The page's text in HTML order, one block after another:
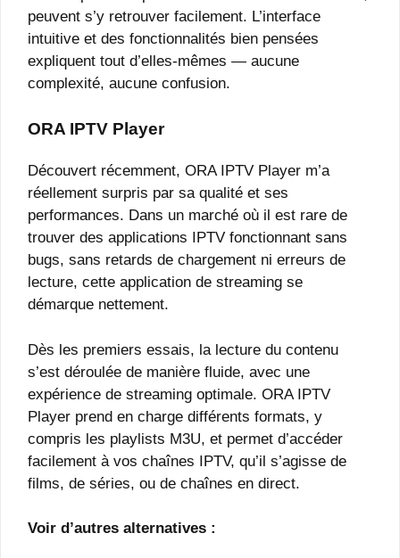
peuvent s’y retrouver facilement. L’interface
intuitive et des fonctionnalités bien pensées
expliquent tout d’elles-mêmes — aucune
complexité, aucune confusion.
ORA IPTV Player
Découvert récemment, ORA IPTV Player m’a
réellement surpris par sa qualité et ses
performances. Dans un marché où il est rare de
trouver des applications IPTV fonctionnant sans
bugs, sans retards de chargement ni erreurs de
lecture, cette application de streaming se
démarque nettement.
Dès les premiers essais, la lecture du contenu
s’est déroulée de manière fluide, avec une
expérience de streaming optimale. ORA IPTV
Player prend en charge différents formats, y
compris les playlists M3U, et permet d’accéder
facilement à vos chaînes IPTV, qu’il s’agisse de
films, de séries, ou de chaînes en direct.
Voir d’autres alternatives :